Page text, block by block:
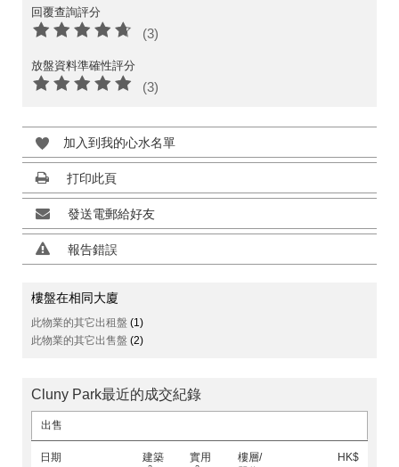
回覆查詢評分
(3)
放盤資料準確性評分
(3)
加入到我的心水名單
打印此頁
發送電郵給好友
報告錯誤
樓盤在相同大廈
此物業的其它出租盤 (1)
此物業的其它出售盤 (2)
Cluny Park最近的成交紀錄
出售
日期
建築
實用
樓層/
HK$